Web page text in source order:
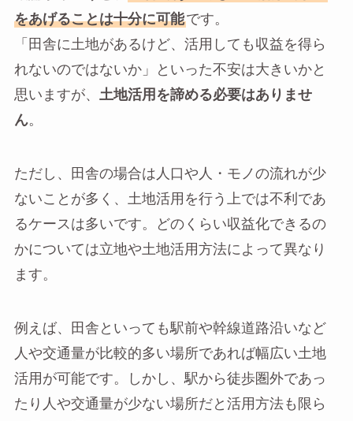
をあげることは十分に可能です。
「田舎に土地があるけど、活用しても収益を得ら
れないのではないか」といった不安は大きいかと
思いますが、
土地活用を諦める必要はありませ
ん。
ただし、田舎の場合は人口や人・モノの流れが少
ないことが多く、土地活用を行う上では不利であ
るケースは多いです。どのくらい収益化できるの
かについては立地や土地活用方法によって異なり
ます。
例えば、田舎といっても駅前や幹線道路沿いなど
人や交通量が比較的多い場所であれば幅広い土地
活用が可能です。しかし、駅から徒歩圏外であっ
たり人や交通量が少ない場所だと活用方法も限ら